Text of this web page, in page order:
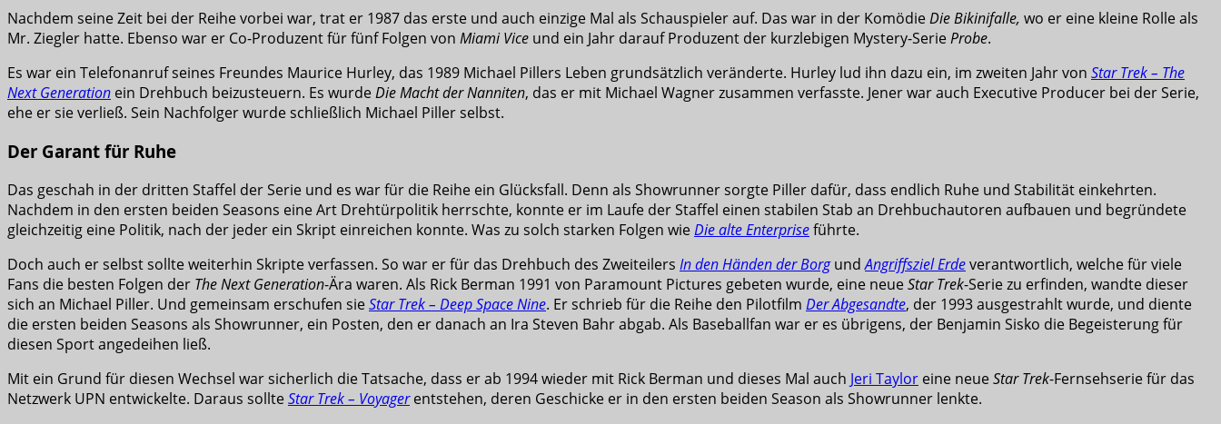
Nachdem seine Zeit bei der Reihe vorbei war, trat er 1987 das erste und auch einzige Mal als Schauspieler auf. Das war in der KomödieDie Bikinifalle, wo er eine kleine Rolle als
Mr. Ziegler hatte. Ebenso war er Co-Produzent für fünf Folgen von Miami Vice und ein Jahr darauf Produzent der kurzlebigen Mystery-SerieProbe.
Es war ein Telefonanruf seines Freundes Maurice Hurley, das 1989 Michael Pillers Leben grundsätzlich veränderte. Hurley lud ihn dazu ein, im zweiten Jahr von Star Trek – The
Next Generation ein Drehbuch beizusteuern. Es wurdeDie Macht der Nanniten, das er mit Michael Wagner zusammen verfasste. Jener war auch Executive Producer bei der Serie,
ehe er sie verließ. Sein Nachfolger wurde schließlich Michael Piller selbst.
Der Garant für Ruhe
Das geschah in der dritten Staffel der Serie und es war für die Reihe ein Glücksfall. Denn als Showrunner sorgte Piller dafür, dass endlich Ruhe und Stabilität einkehrten.
Nachdem in den ersten beiden Seasons eine Art Drehtürpolitik herrschte, konnte er im Laufe der Staffel einen stabilen Stab an Drehbuchautoren aufbauen und begründete
gleichzeitig eine Politik, nach der jeder ein Skript einreichen konnte. Was zu solch starken Folgen wieDie alte Enterpriseführte.
Doch auch er selbst sollte weiterhin Skripte verfassen. So war er für das Drehbuch des Zweiteilers In den Händen der BorgundAngriffsziel Erdeverantwortlich, welche für viele
Fans die besten Folgen der The Next Generation-Ära waren. Als Rick Berman 1991 von Paramount Pictures gebeten wurde, eine neueStar Trek-Serie zu erfinden, wandte dieser
sich an Michael Piller. Und gemeinsam erschufen sieStar Trek – Deep Space Nine. Er schrieb für die Reihe den Pilotfilm Der Abgesandte, der 1993 ausgestrahlt wurde, und diente
die ersten beiden Seasons als Showrunner, ein Posten, den er danach an Ira Steven Bahr abgab. Als Baseballfan war er es übrigens, der Benjamin Sisko die Begeisterung für
diesen Sport angedeihen ließ.
Mit ein Grund für diesen Wechsel war sicherlich die Tatsache, dass er ab 1994 wieder mit Rick Berman und dieses Mal auch Jeri Taylor eine neueStar Trek-Fernsehserie für das
Netzwerk UPN entwickelte. Daraus sollteStar Trek – Voyagerentstehen, deren Geschicke er in den ersten beiden Season als Showrunner lenkte.